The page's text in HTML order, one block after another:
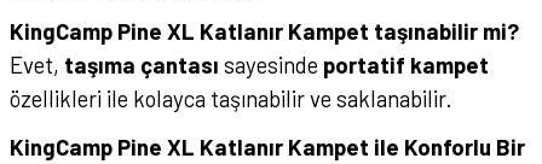
KingCamp Pine XL Katlanır Kampet taşınabilir mi?
Evet, taşıma çantası sayesinde portatif kampet
özellikleri ile kolayca taşınabilir ve saklanabilir.
KingCamp Pine XL Katlanır Kampet ile Konforlu Bir